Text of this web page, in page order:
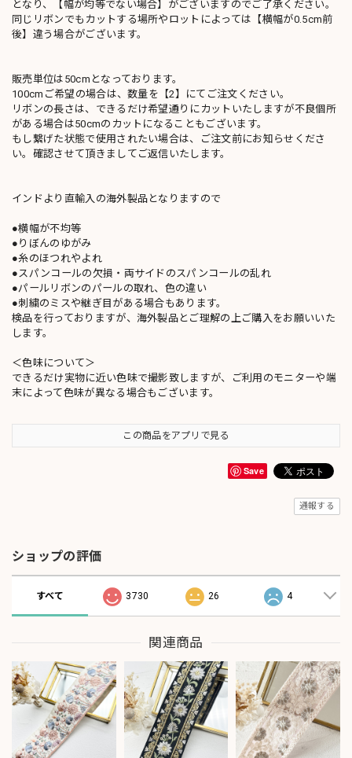
となり、【幅が均等でない場合】がございますのでご了承ください。
同じリボンでもカットする場所やロットによっては【横幅が0.5cm前
後】違う場合がございます。
販売単位は50cmとなっております。
100cmご希望の場合は、数量を【2】にてご注文ください。
リボンの長さは、できるだけ希望通りにカットいたしますが不良個所
がある場合は50cmのカットになることもございます。
もし繋げた状態で使用されたい場合は、ご注文前にお知らせくださ
い。確認させて頂きましてご返信いたします。
インドより直輸入の海外製品となりますので
●横幅が不均等
●りぼんのゆがみ
●糸のほつれやよれ
●スパンコールの欠損・両サイドのスパンコールの乱れ
●パールリボンのパールの取れ、色の違い
●刺繍のミスや継ぎ目がある場合もあります。
検品を行っておりますが、海外製品とご理解の上ご購入をお願いいた
します。
＜色味について＞
できるだけ実物に近い色味で撮影致しますが、ご利用のモニターや端
末によって色味が異なる場合もございます。
この商品をアプリで見る
Save
通報する
ショップの評価
すべて 3730 26 4
関連商品